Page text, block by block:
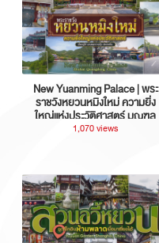
New Yuanming Palace | พระ
ราชวังหยวนหมิงใหม่ ความยิ่ง
ใหญ่แห่งประวัติศาสตร์ มณฑล
กวางตุ้ง ประเทศจีน
1,070 views